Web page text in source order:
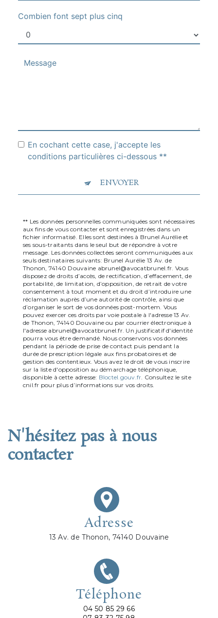
Combien font sept plus cinq
En cochant cette case, j'accepte les
conditions particulières ci-dessous **
ENVOYER
** Les données personnelles communiquées sont nécessaires
aux fins de vous contacter et sont enregistrées dans un
fichier informatisé. Elles sont destinées à Brunel Aurélie et
ses sous-traitants dans le seul but de répondre à votre
message. Les données collectées seront communiquées aux
seuls destinataires suivants: Brunel Aurélie 13 Av. de
Thonon, 74140 Douvaine abrunel@avocatbrunel.fr. Vous
disposez de droits d’accès, de rectification, d’effacement, de
portabilité, de limitation, d’opposition, de retrait de votre
consentement à tout moment et du droit d’introduire une
réclamation auprès d’une autorité de contrôle, ainsi que
d’organiser le sort de vos données post-mortem. Vous
pouvez exercer ces droits par voie postale à l'adresse 13 Av.
de Thonon, 74140 Douvaine ou par courrier électronique à
l'adresse abrunel@avocatbrunel.fr. Un justificatif d'identité
pourra vous être demandé. Nous conservons vos données
pendant la période de prise de contact puis pendant la
durée de prescription légale aux fins probatoires et de
gestion des contentieux. Vous avez le droit de vous inscrire
sur la liste d'opposition au démarchage téléphonique,
disponible à cette adresse: Bloctel.gouv.fr. Consultez le site
cnil.fr pour plus d’informations sur vos droits.
N'hésitez pas à nous
contacter
Adresse
13 Av. de Thonon, 74140 Douvaine
Téléphone
04 50 85 29 66